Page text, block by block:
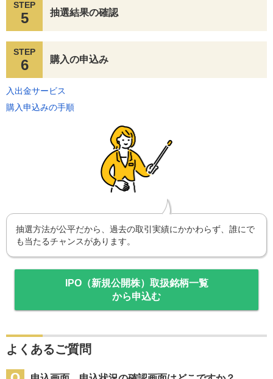
STEP
5 抽選結果の確認
STEP
6 購入の申込み
入出金サービス
購入申込みの手順
抽選方法が公平だから、過去の取引実績にかかわらず、誰にで
も当たるチャンスがあります。
IPO（新規公開株）取扱銘柄一覧
から申込む
よくあるご質問